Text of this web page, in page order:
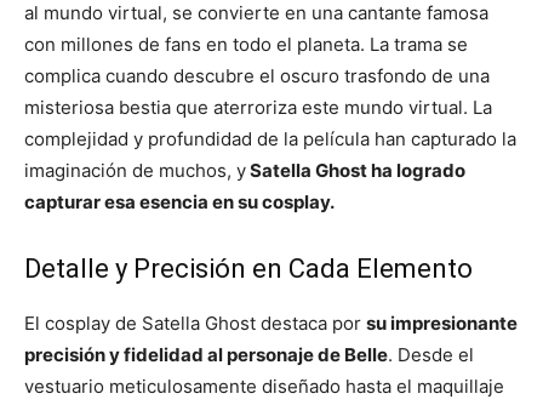
al mundo virtual, se convierte en una cantante famosa
con millones de fans en todo el planeta. La trama se
complica cuando descubre el oscuro trasfondo de una
misteriosa bestia que aterroriza este mundo virtual. La
complejidad y profundidad de la película han capturado la
imaginación de muchos, ySatella Ghost ha logrado
capturar esa esencia en su cosplay.
Detalle y Precisión en Cada Elemento
El cosplay de Satella Ghost destaca por su impresionante
precisión y fidelidad al personaje de Belle. Desde el
vestuario meticulosamente diseñado hasta el maquillaje